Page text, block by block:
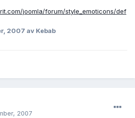
joomla/forum/style_emoticons/def
2007 av Kebab
2007